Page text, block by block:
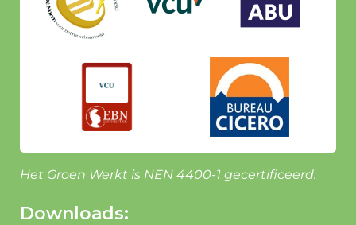
Het Groen Werkt is NEN 4400-1 gecertificeerd.
Downloads: